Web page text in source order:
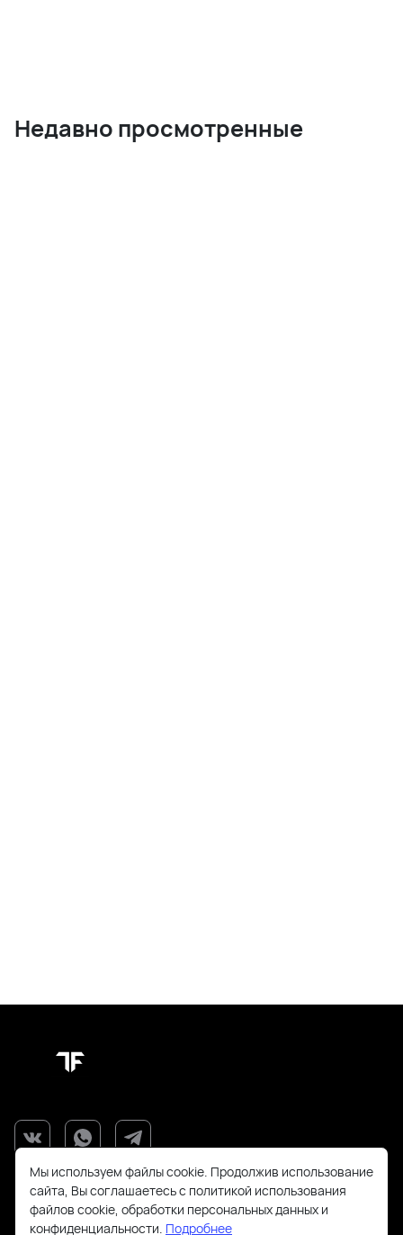
Недавно просмотренные
Мы используем файлы cookie. Продолжив использование
сайта, Вы соглашаетесь с политикой использования
файлов cookie, обработки персональных данных и
конфиденциальности. Подробнее